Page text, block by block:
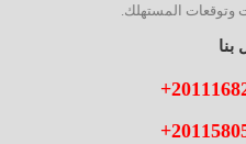
وتوقعات المستهلك.
بنا